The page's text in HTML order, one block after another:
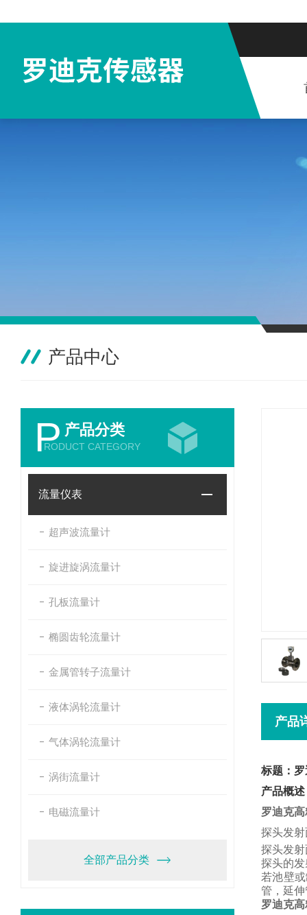
产品中心
P 产品分类
RODUCT CATEGORY
流量仪表
超声波流量计
旋进旋涡流量计
孔板流量计
椭圆齿轮流量计
金属管转子流量计
液体涡轮流量计
气体涡轮流量计
涡街流量计
电磁流量计
全部产品分类
产品
标题：
产品概述
罗迪克
探头发
探头发
探头的
若池壁
管， 延
罗迪克